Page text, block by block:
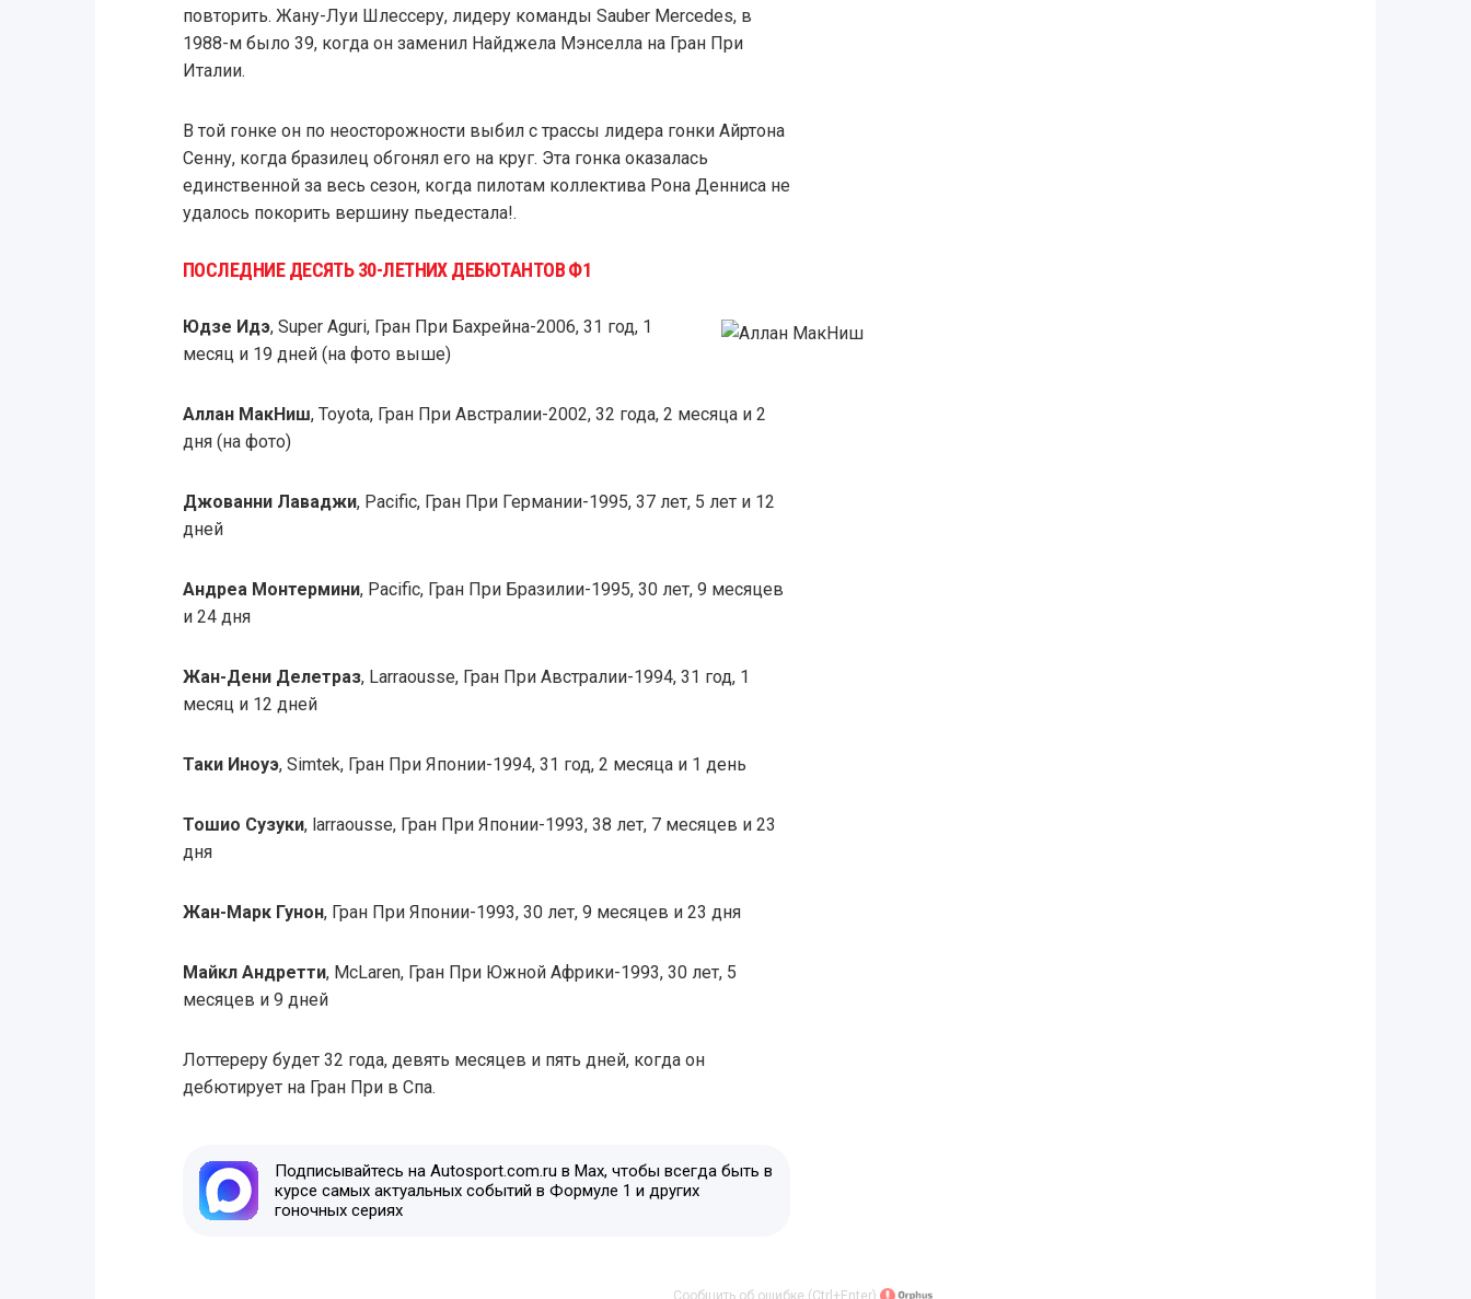
повторить. Жану-Луи Шлессеру, лидеру команды Sauber Mercedes, в
1988-м было 39, когда он заменил Найджела Мэнселла на Гран При
Италии.
В той гонке он по неосторожности выбил с трассы лидера гонки Айртона
Сенну, когда бразилец обгонял его на круг. Эта гонка оказалась
единственной за весь сезон, когда пилотам коллектива Рона Денниса не
удалось покорить вершину пьедестала!.
ПОСЛЕДНИЕ ДЕСЯТЬ 30-ЛЕТНИХ ДЕБЮТАНТОВ Ф1
Юдзе Идэ, Super Aguri, Гран При Бахрейна-2006, 31 год, 1
месяц и 19 дней (на фото выше)
Аллан МакНиш, Toyota, Гран При Австралии-2002, 32 года, 2 месяца и 2
дня (на фото)
Джованни Лаваджи, Pacific, Гран При Германии-1995, 37 лет, 5 лет и 12
дней
Андреа Монтермини, Pacific, Гран При Бразилии-1995, 30 лет, 9 месяцев
и 24 дня
Жан-Дени Делетраз, Larraousse, Гран При Австралии-1994, 31 год, 1
месяц и 12 дней
Таки Иноуэ, Simtek, Гран При Японии-1994, 31 год, 2 месяца и 1 день
Тошио Сузуки, larraousse, Гран При Японии-1993, 38 лет, 7 месяцев и 23
дня
Жан-Марк Гунон, Гран При Японии-1993, 30 лет, 9 месяцев и 23 дня
Майкл Андретти, McLaren, Гран При Южной Африки-1993, 30 лет, 5
месяцев и 9 дней
Лоттереру будет 32 года, девять месяцев и пять дней, когда он
дебютирует на Гран При в Спа.
Подписывайтесь на Autosport.com.ru в Max, чтобы всегда быть в
курсе самых актуальных событий в Формуле 1 и других
гоночных сериях
Сообщить об ошибке (Ctrl+Enter)